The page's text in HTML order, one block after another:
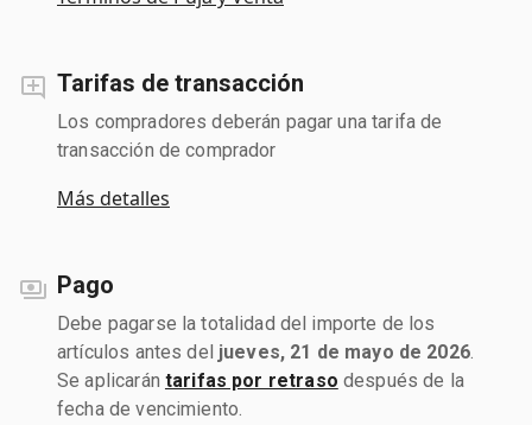
Tarifas de transacción
Los compradores deberán pagar una tarifa de
transacción de comprador
Más detalles
Pago
Debe pagarse la totalidad del importe de los
artículos antes del jueves, 21 de mayo de 2026.
Se aplicarán tarifas por retraso después de la
fecha de vencimiento.